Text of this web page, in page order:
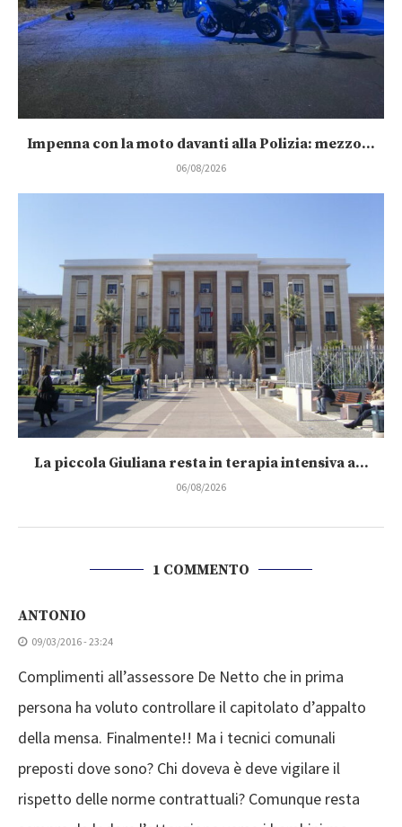
Impenna con la moto davanti alla Polizia: mezzo...
06/08/2026
La piccola Giuliana resta in terapia intensiva a...
06/08/2026
09/03/2016 - 23:24
Complimenti all’assessore De Netto che in prima
persona ha voluto controllare il capitolato d’appalto
della mensa. Finalmente!! Ma i tecnici comunali
preposti dove sono? Chi doveva è deve vigilare il
rispetto delle norme contrattuali? Comunque resta
sempre da lodare l’attenzione verso i bambini ma